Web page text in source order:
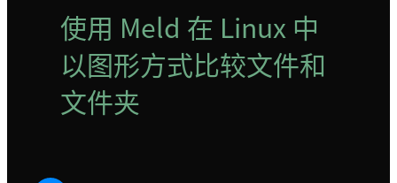
使用 Meld 在 Linux 中
以图形方式比较文件和
文件夹